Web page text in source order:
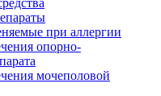
при аллергии
опорно-
мочеполовой